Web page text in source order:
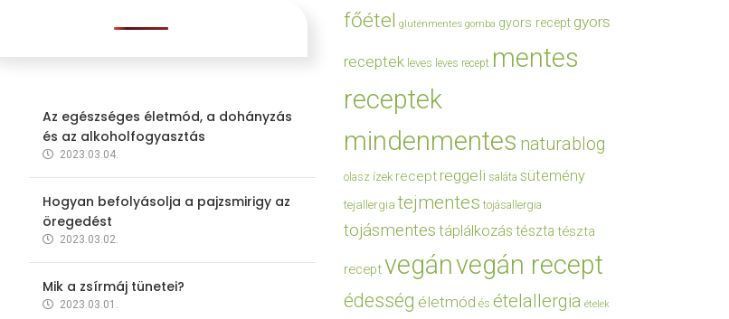
Az egészséges életmód, a dohányzás
és az alkoholfogyasztás
2023.03.04.
Hogyan befolyásolja a pajzsmirigy az
öregedést
2023.03.02.
Mik a zsírmáj tünetei?
2023.03.01.
főétel gluténmentes gomba gyors recept gyors
receptek leves leves recept mentes
receptek
mindenmentes naturablog
olasz ízek recept reggeli saláta sütemény
tejallergia tejmentes tojásallergia
tojásmentes táplálkozás tészta tészta
receptvegánvegán recept
édesség életmód és ételallergia ételek